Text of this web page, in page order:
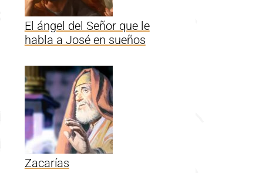
El ángel del Señor que le
habla a José en sueños
Zacarías